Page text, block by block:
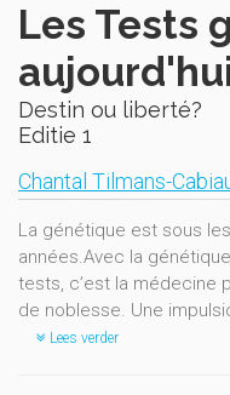
Les Tests
Destin ou liberté?
Editie 1
Chantal Tilmans-
La génétique est sous
années.Avec la
tests, c’est la médecine
de noblesse. Une
Lees verder